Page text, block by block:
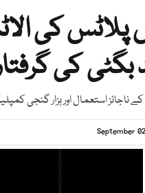
پلاٹس کی
بگٹی کی
ناجائز استعمال اور ہزار گنجی
September